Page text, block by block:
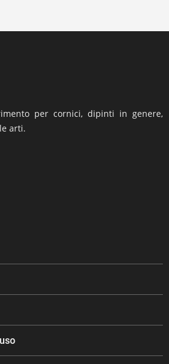
per cornici, dipinti in genere,
arti.